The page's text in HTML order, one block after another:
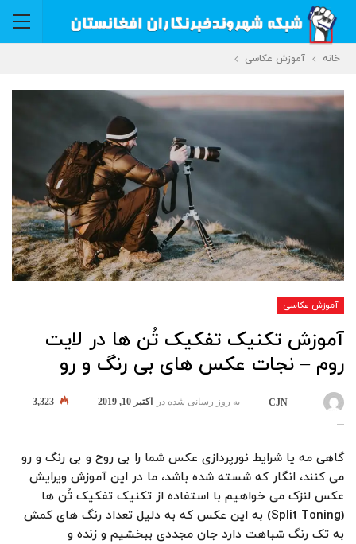
خانه آموزش عکاسی
آموزش عکاسی
آموزش تکنیک تفکیک تُن ها در لایت
روم – نجات عکس های بی رنگ و رو
CJN به روز رسانی شده در اکتبر 10, 2019 3,323
گاهی مه یا شرایط نورپردازی عکس شما را بی روح و بی رنگ و رو
می کنند، انگار که شسته شده باشد، ما در این آموزش ویرایش
عکس لنزک می خواهیم با استفاده از تکنیک تفکیک تُن ها
(Split Toning) به این عکس که به دلیل تعداد رنگ های کمش
به تک رنگ شباهت دارد جان مجددی ببخشیم و زنده و